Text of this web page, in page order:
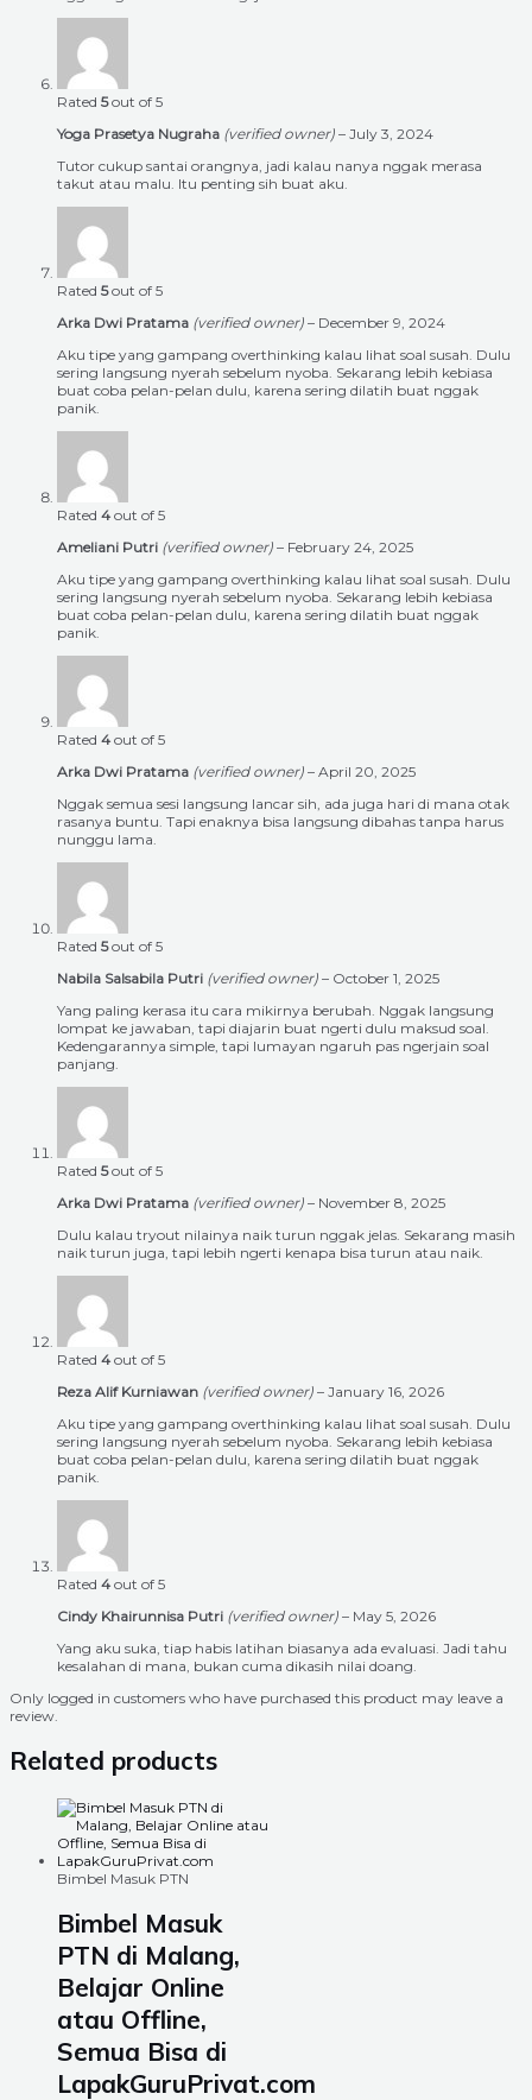
Rated 5out of 5
Yoga Prasetya Nugraha (verified owner) – July 3, 2024
Tutor cukup santai orangnya, jadi kalau nanya nggak merasa
takut atau malu. Itu penting sih buat aku.
Rated 5out of 5
Arka Dwi Pratama (verified owner) – December 9, 2024
Aku tipe yang gampang overthinking kalau lihat soal susah. Dulu
sering langsung nyerah sebelum nyoba. Sekarang lebih kebiasa
buat coba pelan-pelan dulu, karena sering dilatih buat nggak
panik.
Rated 4 out of 5
Ameliani Putri (verified owner) – February 24, 2025
Aku tipe yang gampang overthinking kalau lihat soal susah. Dulu
sering langsung nyerah sebelum nyoba. Sekarang lebih kebiasa
buat coba pelan-pelan dulu, karena sering dilatih buat nggak
panik.
Rated 4 out of 5
Arka Dwi Pratama (verified owner) – April 20, 2025
Nggak semua sesi langsung lancar sih, ada juga hari di mana otak
rasanya buntu. Tapi enaknya bisa langsung dibahas tanpa harus
nunggu lama.
Rated 5out of 5
Nabila Salsabila Putri (verified owner) – October 1, 2025
Yang paling kerasa itu cara mikirnya berubah. Nggak langsung
lompat ke jawaban, tapi diajarin buat ngerti dulu maksud soal.
Kedengarannya simple, tapi lumayan ngaruh pas ngerjain soal
panjang.
Rated 5out of 5
Arka Dwi Pratama (verified owner) – November 8, 2025
Dulu kalau tryout nilainya naik turun nggak jelas. Sekarang masih
naik turun juga, tapi lebih ngerti kenapa bisa turun atau naik.
Rated 4 out of 5
Reza Alif Kurniawan (verified owner) – January 16, 2026
Aku tipe yang gampang overthinking kalau lihat soal susah. Dulu
sering langsung nyerah sebelum nyoba. Sekarang lebih kebiasa
buat coba pelan-pelan dulu, karena sering dilatih buat nggak
panik.
Rated 4 out of 5
Cindy Khairunnisa Putri (verified owner) – May 5, 2026
Yang aku suka, tiap habis latihan biasanya ada evaluasi. Jadi tahu
kesalahan di mana, bukan cuma dikasih nilai doang.
Only logged in customers who have purchased this product may leave a
review.
Related products
Bimbel Masuk PTN
Bimbel Masuk
PTN di Malang,
Belajar Online
atau Offline,
Semua Bisa di
LapakGuruPrivat.com